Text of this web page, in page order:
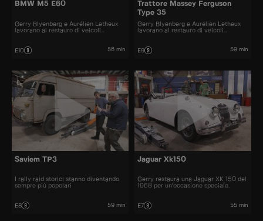
BMW M5 E60
Gerry Blyenberg e Aurélien Letheux
lavorano al restauro di veicoli
E10 56 min
Trattore Massey Ferguson
Type 35
Gerry Blyenberg e Aurélien Letheux
lavorano al restauro di veicoli
E9 59 min
Saviem TP3
I rally raid storici stanno diventando
sempre più popolari
E8 59 min
Jaguar Xk150
Gerry restaura una Jaguar XK 150 del
1958 per un'occasione speciale.
E7 55 min